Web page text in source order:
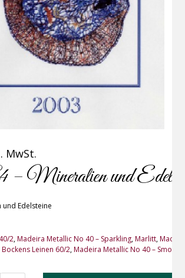
MwSt.
Mineralien und
und Edelsteine
2,Madeira Metallic No 40 – Sparkling,Marlitt,
Bockens Leinen 60/2,Madeira Metallic No 40 – Smooth